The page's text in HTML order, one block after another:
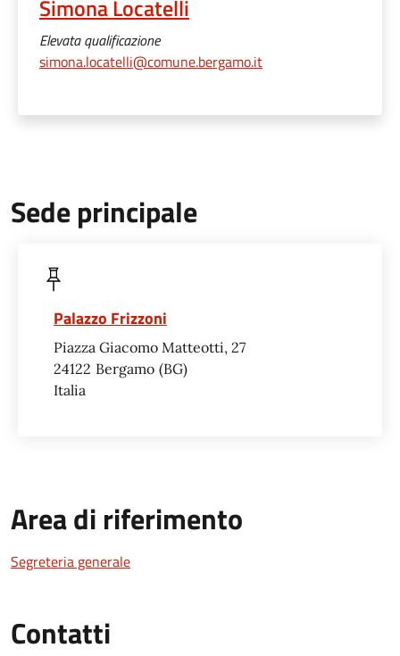
Simona Locatelli
Elevata qualificazione
simona.locatelli@comune.bergamo.it
Sede principale
Palazzo Frizzoni
Piazza Giacomo Matteotti, 27
24122 Bergamo BG
Italia
Area di riferimento
Segreteria generale
Contatti